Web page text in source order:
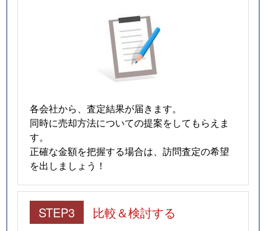
各会社から、査定結果が届きます。
同時に売却方法についての提案をしてもらえま
す。
正確な金額を把握する場合は、訪問査定の希望
を出しましょう！
STEP3 比較＆検討する